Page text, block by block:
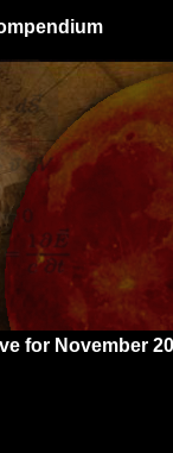
for November